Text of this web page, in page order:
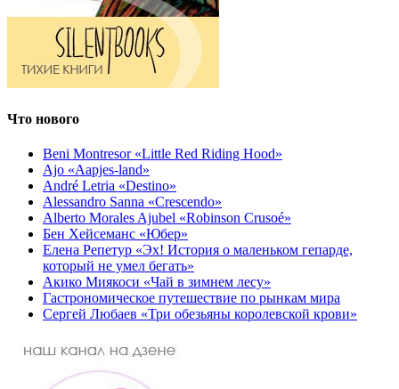
Что нового
Beni Montresor «Little Red Riding Hood»
Ajo «Aapjes-land»
André Letria «Destino»
Alessandro Sanna «Crescendo»
Alberto Morales Ajubel «Robinson Crusoé»
Бен Хейсеманс «Юбер»
Елена Репетур «Эх! История о маленьком гепарде,
который не умел бегать»
Акико Миякоси «Чай в зимнем лесу»
Гастрономическое путешествие по рынкам мира
Сергей Любаев «Три обезьяны королевской крови»